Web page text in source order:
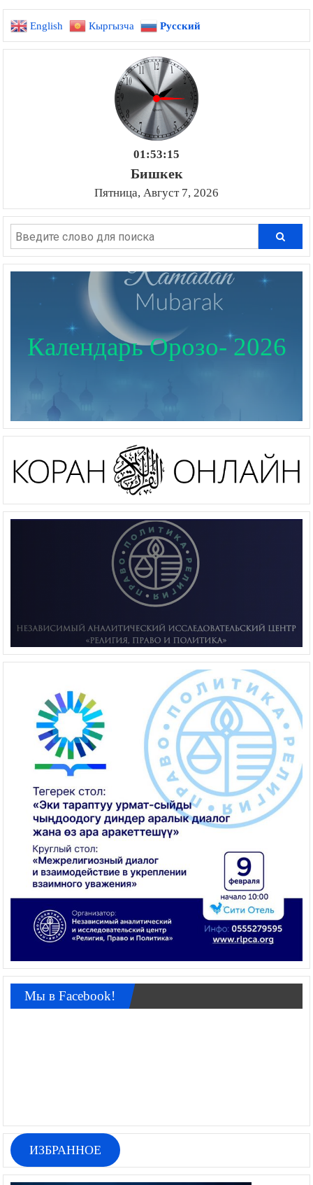
English Кыргызча Русский
01:53:16
Бишкек
Пятница, Август 7, 2026
Календарь Орозо- 2026
Мы в Facebook!
ИЗБРАННОЕ